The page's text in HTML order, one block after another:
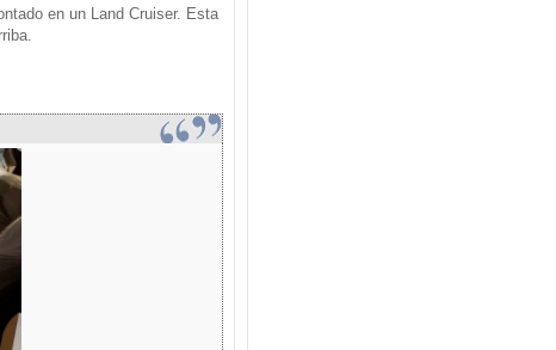
en un Land Cruiser. Esta